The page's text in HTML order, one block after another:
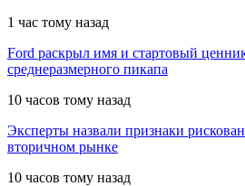
1 час тому назад
Ford раскрыл имя и стартовый
среднеразмерного пикапа
10 часов тому назад
Эксперты назвали признаки
вторичном рынке
10 часов тому назад